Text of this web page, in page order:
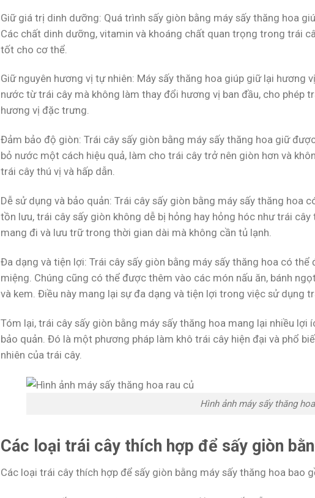
Giữ giá trị dinh dưỡng: Quá trình sấy giòn bằng máy sấy thăng hoa
Các chất dinh dưỡng, vitamin và khoáng chất quan trọng trong trái
tốt cho cơ thể.
Giữ nguyên hương vị tự nhiên: Máy sấy thăng hoa giúp giữ lại hương
nước từ trái cây mà không làm thay đổi hương vị ban đầu, cho phép
hương vị đặc trưng.
Đảm bảo độ giòn: Trái cây sấy giòn bằng máy sấy thăng hoa giữ
bỏ nước một cách hiệu quả, làm cho trái cây trở nên giòn hơn và
trái cây thú vị và hấp dẫn.
Dễ sử dụng và bảo quản: Trái cây sấy giòn bằng máy sấy thăng hoa
tồn lưu, trái cây sấy giòn không dễ bị hỏng hay hỏng hóc như trái
mang đi và lưu trữ trong thời gian dài mà không cần tủ lạnh.
Đa dạng và tiện lợi: Trái cây sấy giòn bằng máy sấy thăng hoa có
miệng. Chúng cũng có thể được thêm vào các món nấu ăn, bánh
và kem. Điều này mang lại sự đa dạng và tiện lợi trong việc sử dụng
Tóm lại, trái cây sấy giòn bằng máy sấy thăng hoa mang lại nhiều lợi
bảo quản. Đó là một phương pháp làm khô trái cây hiện đại và phổ
nhiên của trái cây.
Hình ảnh máy sấy thăng
Các loại trái cây thích hợp để sấy giòn
Các loại trái cây thích hợp để sấy giòn bằng máy sấy thăng hoa bao